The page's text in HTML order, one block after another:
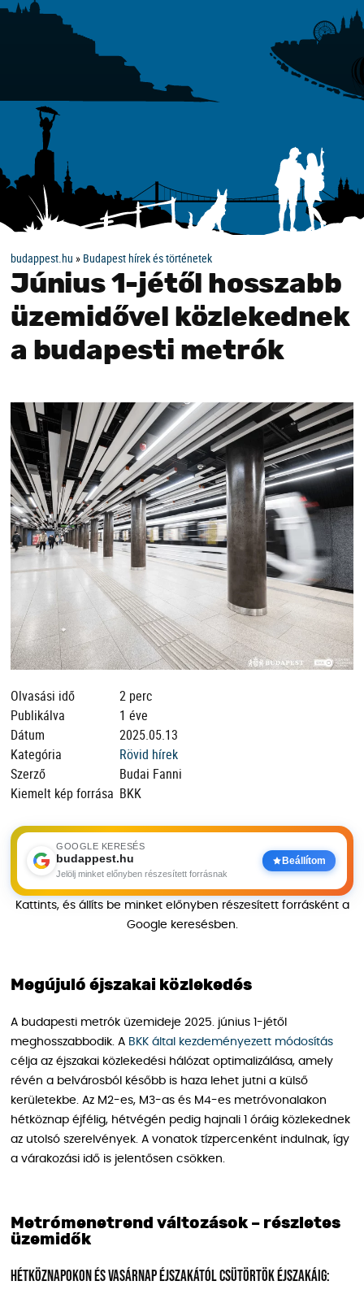
budappest.hu » Budapest hírek és történetek
Június 1-jétől hosszabb
üzemidővel közlekednek
a budapesti metrók
Olvasási idő
2 perc
Publikálva
1 éve
Dátum
2025.05.13
Kategória
Rövid hírek
Szerző
Budai Fanni
Kiemelt kép forrása BKK
GOOGLE KERESÉS
budappest.hu
Jelölj minket előnyben részesített forrásnak
Beállítom
Kattints, és állíts be minket előnyben részesített forrásként a
Google keresésben.
Megújuló éjszakai közlekedés
A budapesti metrók üzemideje 2025. június 1-jétől
meghosszabbodik. A BKK által kezdeményezett módosítás
célja az éjszakai közlekedési hálózat optimalizálása, amely
révén a belvárosból később is haza lehet jutni a külső
kerületekbe. Az M2-es, M3-as és M4-es metróvonalakon
hétköznap éjfélig, hétvégén pedig hajnali 1 óráig közlekednek
az utolsó szerelvények. A vonatok tízpercenként indulnak, így
a várakozási idő is jelentősen csökken.
Metrómenetrend változások – részletes
üzemidők
Hétköznapokon és vasárnap éjszakától csütörtök éjszakáig: